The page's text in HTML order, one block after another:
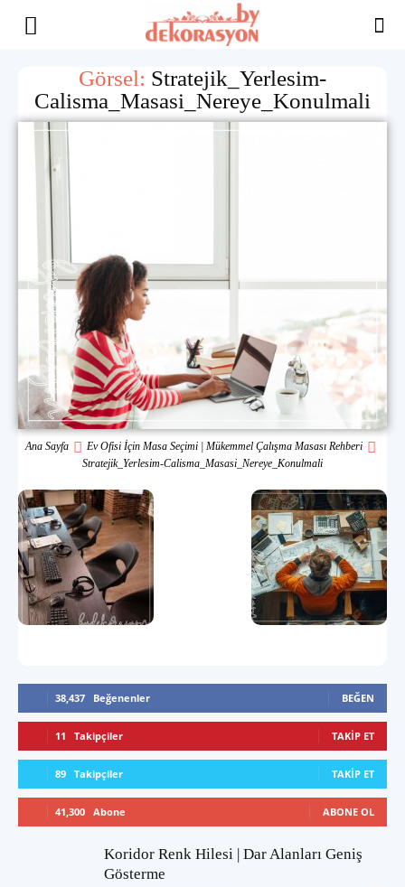
Yaşam
Alanınıza
Görsel: Stratejik_Yerlesim-
Calisma_Masasi_Nereye_Konulmali
Ana Sayfa
Ev Ofisi İçin Masa Seçimi | Mükemmel Çalışma Masası Rehberi
Stratejik_Yerlesim-Calisma_Masasi_Nereye_Konulmali
38,437 Beğenenler BEĞEN
11 Takipçiler TAKIP ET
89 Takipçiler TAKIP ET
41,300 Abone ABONE OL
Koridor Renk Hilesi | Dar Alanları Geniş
Gösterme